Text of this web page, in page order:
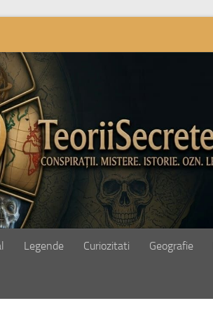
Legende Curiozitati Geografie